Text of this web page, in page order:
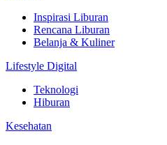
Inspirasi Liburan
Rencana Liburan
Belanja & Kuliner
Lifestyle Digital
Teknologi
Hiburan
Kesehatan